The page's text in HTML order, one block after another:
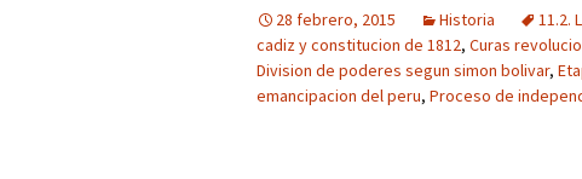
28 febrero, 2015 Historia 11.2.
cadiz y constitucion de 1812, Curas
Division de poderes segun simon bolivar,
emancipacion del peru, Proceso de